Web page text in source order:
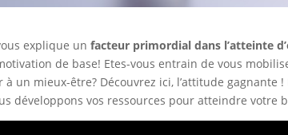
explique un facteur primordial dans l’atteinte
de base! Etes-vous entrain de vous
un mieux-être? Découvrez ici, l’attitude gagnante !
développons vos ressources pour atteindre votre